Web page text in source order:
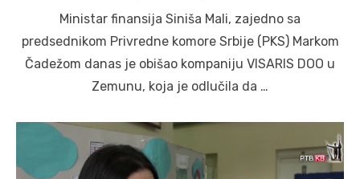
Ministar finansija Siniša Mali, zajedno sa
predsednikom Privredne komore Srbije (PKS) Markom
Čadežom danas je obišao kompaniju VISARIS DOO u
Zemunu, koja je odlučila da …